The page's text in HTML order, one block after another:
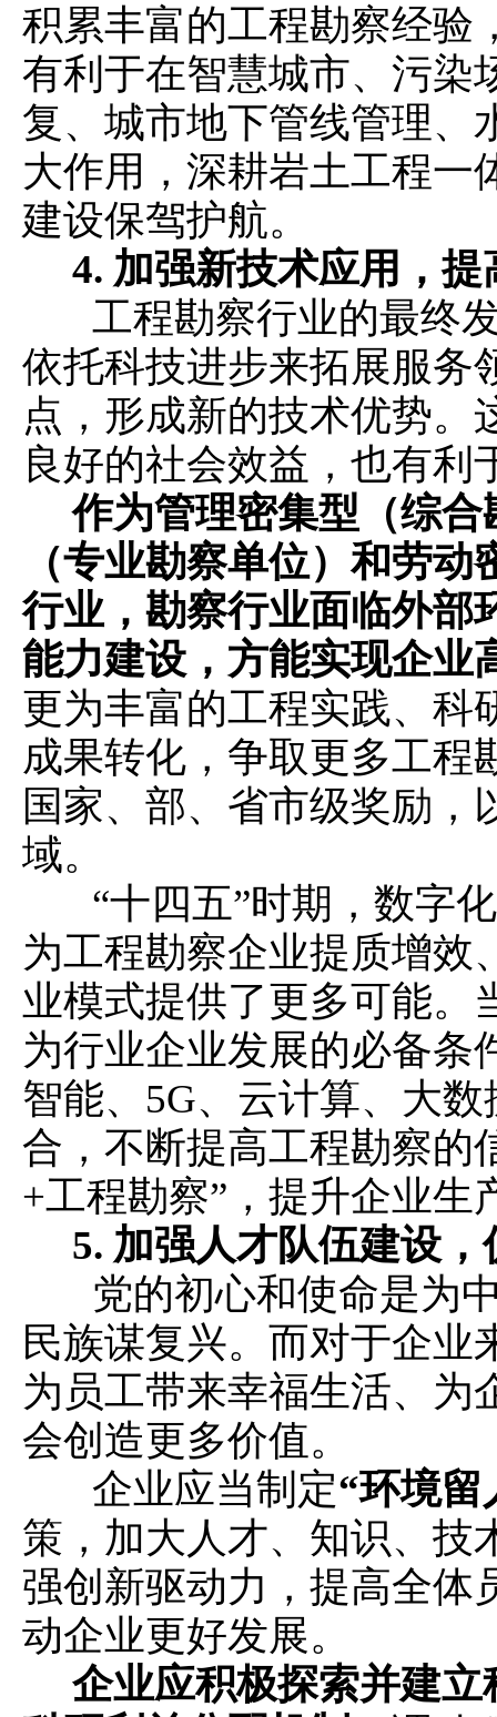
积累丰富的工程勘察经验
有利于在智慧城市、污染
复、城市地下管线管理、
大作用，深耕岩土工程一
建设保驾护航。
4. 加强新技术应用，
工程勘察行业的最终
依托科技进步来拓展服务
点，形成新的技术优势。
良好的社会效益，也有利
作为管理密集型（综合
（专业勘察单位）和劳
行业，勘察行业面临外部
能力建设，方能实现企业
更为丰富的工程实践、科
成果转化，争取更多工程
国家、部、省市级奖励，
域。
“十四五”时期，数字化
为工程勘察企业提质增效
业模式提供了更多可能。
为行业企业发展的必备条
智能、5G、云计算、大
合，不断提高工程勘察的
+工程勘察”，提升企业生
5. 加强人才队伍建设
党的初心和使命是为
民族谋复兴。而对于企业
为员工带来幸福生活、为
会创造更多价值。
企业应当制定“环境留
策，加大人才、知识、技
强创新驱动力，提高全体
动企业更好发展。
企业应积极探索并建立